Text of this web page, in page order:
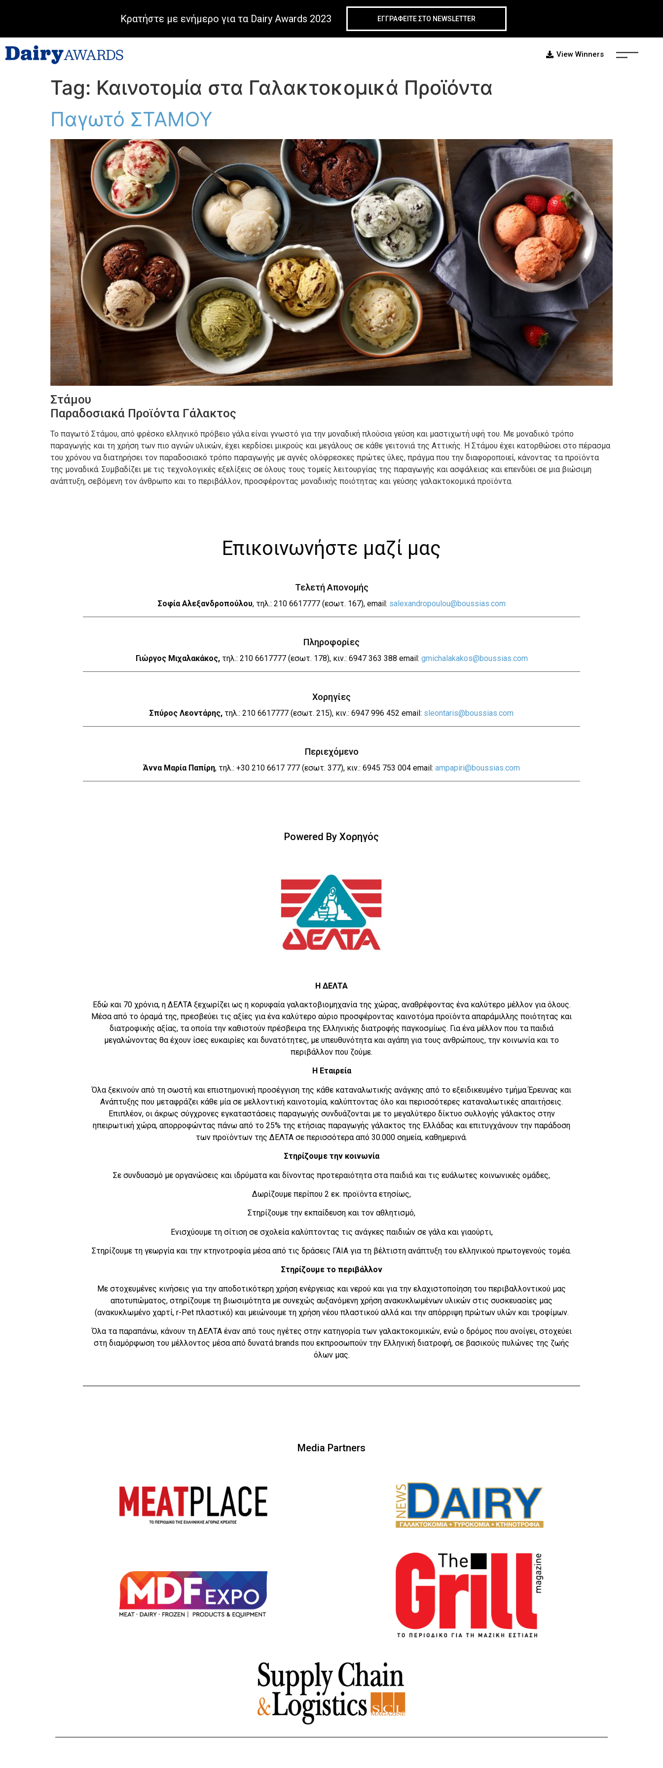
Κρατήστε με ενήμερο για τα Dairy Awards 2023 ΕΓΓΡΑΦΕIΤΕ ΣΤΟ NEWSLETTER
View Winners
Tag: Καινοτομία στα Γαλακτοκομικά Προϊόντα
Παγωτό ΣΤΑΜΟΥ
Στάμου
Παραδοσιακά Προϊόντα Γάλακτος
Το παγωτό Στάμου, από φρέσκο ελληνικό πρόβειο γάλα είναι γνωστό για την μοναδική πλούσια γεύση και μαστιχωτή υφή του. Με μοναδικό τρόπο
παραγωγής και τη χρήση των πιο αγνών υλικών, έχει κερδίσει μικρούς και μεγάλους σε κάθε γειτονιά της Αττικής. Η Στάμου έχει κατορθώσει στο πέρασμα
του χρόνου να διατηρήσει τον παραδοσιακό τρόπο παραγωγής με αγνές ολόφρεσκες πρώτες ύλες, πράγμα που την διαφοροποιεί, κάνοντας τα προϊόντα
της μοναδικά. Συμβαδίζει με τις τεχνολογικές εξελίξεις σε όλους τους τομείς λειτουργίας της παραγωγής και ασφάλειας και επενδύει σε μια βιώσιμη
ανάπτυξη, σεβόμενη τον άνθρωπο και το περιβάλλον, προσφέροντας μοναδικής ποιότητας και γεύσης γαλακτοκομικά προϊόντα.
Επικοινωνήστε μαζί μας
Τελετή Απονομής
Σοφία Αλεξανδροπούλου, τηλ.: 210 6617777 (εσωτ. 167), email: salexandropoulou@boussias.com
Πληροφορίες
Γιώργος Μιχαλακάκος, τηλ.: 210 6617777 (εσωτ. 178), κιν.: 6947 363 388 email: gmichalakakos@boussias.com
Χορηγίες
Σπύρος Λεοντάρης, τηλ.: 210 6617777 (εσωτ. 215), κιν.: 6947 996 452 email: sleontaris@boussias.com
Περιεχόμενο
Άννα Μαρία Παπίρη, τηλ.: +30 210 6617 777 (εσωτ. 377), κιν.: 6945 753 004 email: ampapiri@boussias.com
Powered By Χορηγός
Η ΔΕΛΤΑ
Εδώ και 70 χρόνια, η ΔΕΛΤΑ ξεχωρίζει ως η κορυφαία γαλακτοβιομηχανία της χώρας, αναθρέφοντας ένα καλύτερο μέλλον για όλους.
Μέσα από το όραμά της, πρεσβεύει τις αξίες για ένα καλύτερο αύριο προσφέροντας καινοτόμα προϊόντα απαράμιλλης ποιότητας και
διατροφικής αξίας, τα οποία την καθιστούν πρέσβειρα της Ελληνικής διατροφής παγκοσμίως. Για ένα μέλλον που τα παιδιά
μεγαλώνοντας θα έχουν ίσες ευκαιρίες και δυνατότητες, με υπευθυνότητα και αγάπη για τους ανθρώπους, την κοινωνία και το
περιβάλλον που ζούμε.
Η Εταιρεία
Όλα ξεκινούν από τη σωστή και επιστημονική προσέγγιση της κάθε καταναλωτικής ανάγκης από το εξειδικευμένο τμήμα Έρευνας και
Ανάπτυξης που μεταφράζει κάθε μία σε μελλοντική καινοτομία, καλύπτοντας όλο και περισσότερες καταναλωτικές απαιτήσεις.
Επιπλέον, οι άκρως σύγχρονες εγκαταστάσεις παραγωγής συνδυάζονται με το μεγαλύτερο δίκτυο συλλογής γάλακτος στην
ηπειρωτική χώρα, απορροφώντας πάνω από το 25% της ετήσιας παραγωγής γάλακτος της Ελλάδας και επιτυγχάνουν την παράδοση
των προϊόντων της ΔΕΛΤΑ σε περισσότερα από 30.000 σημεία, καθημερινά.
Στηρίζουμε την κοινωνία
Σε συνδυασμό με οργανώσεις και ιδρύματα και δίνοντας προτεραιότητα στα παιδιά και τις ευάλωτες κοινωνικές ομάδες,
Δωρίζουμε περίπου 2 εκ. προϊόντα ετησίως,
Στηρίζουμε την εκπαίδευση και τον αθλητισμό,
Ενισχύουμε τη σίτιση σε σχολεία καλύπτοντας τις ανάγκες παιδιών σε γάλα και γιαούρτι,
Στηρίζουμε τη γεωργία και την κτηνοτροφία μέσα από τις δράσεις ΓΑΙΑ για τη βέλτιστη ανάπτυξη του ελληνικού πρωτογενούς τομέα.
Στηρίζουμε το περιβάλλον
Με στοχευμένες κινήσεις για την αποδοτικότερη χρήση ενέργειας και νερού και για την ελαχιστοποίηση του περιβαλλοντικού μας
αποτυπώματος, στηρίζουμε τη βιωσιμότητα με συνεχώς αυξανόμενη χρήση ανακυκλωμένων υλικών στις συσκευασίες μας
(ανακυκλωμένο χαρτί, r-Pet πλαστικό) και μειώνουμε τη χρήση νέου πλαστικού αλλά και την απόρριψη πρώτων υλών και τροφίμων.
Όλα τα παραπάνω, κάνουν τη ΔΕΛΤΑ έναν από τους ηγέτες στην κατηγορία των γαλακτοκομικών, ενώ ο δρόμος που ανοίγει, στοχεύει
στη διαμόρφωση του μέλλοντος μέσα από δυνατά brands που εκπροσωπούν την Ελληνική διατροφή, σε βασικούς πυλώνες της ζωής
όλων μας.
Media Partners